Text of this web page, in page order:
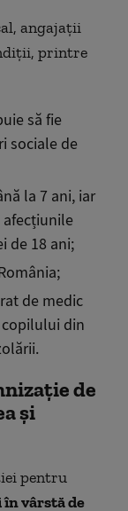
angajații
printre
să fie
sociale de
la 7 ani, iar
de 18 ani;
de medic
copilului din
de
și
pentru
vârstă de